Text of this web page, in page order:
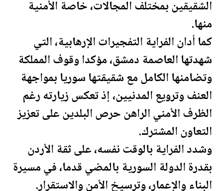
الشقيقين بمختلف المجالات، خاصة الأمنية
منها.
كما أدان الفراية التفجيرات الإرهابية، التي
شهدتها العاصمة دمشق، مؤكدا وقوف المملكة
وتضامنها الكامل مع شقيقتهاسوريابمواجهة
العنف وترويع المدنيين، إذ تعكس زيارته رغم
الظرف الأمني الراهن حرص البلدين على تعزيز
التعاون المشترك.
وشدد الفراية بالوقت نفسه، على ثقةالأردن
بقدرة الدولة السورية بالمضي قدما، في مسيرة
البناء والإعمار، وترسيخ الأمن والاستقرار.